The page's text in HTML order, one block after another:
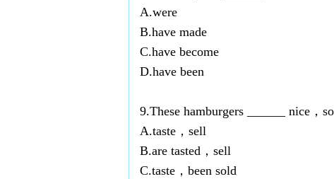
A.were
B.have made
C.have become
D.have been
9.These hamburgers ______ nice，
A.taste，sell
B.are tasted，sell
C.taste，been sold